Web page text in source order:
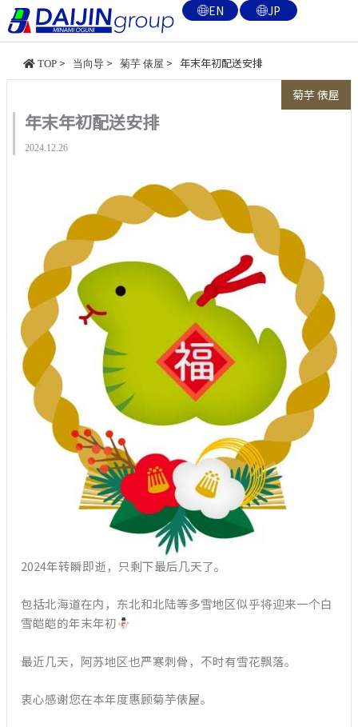
容
を
キ
EN JP
TOP > 当向导 >菊芋 俵屋 >年末年初配送安排
菊芋 俵屋
年末年初配送安排
2024.12.26
2024年转瞬即逝，只剩下最后几天了。
包括北海道在内，东北和北陆等多雪地区似乎将迎来一个白
雪皑皑的年末年初
最近几天，阿苏地区也严寒刺骨，不时有雪花飘落。
衷心感谢您在本年度惠顾菊芋俵屋。